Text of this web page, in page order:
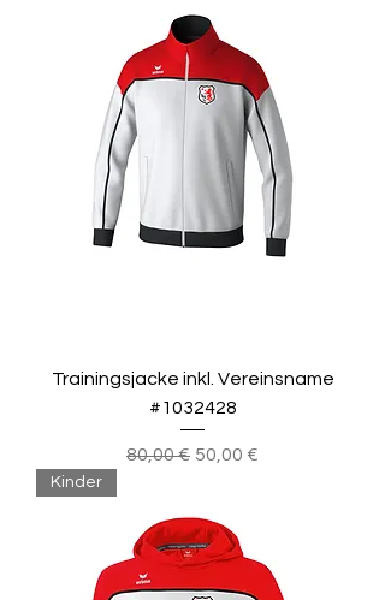
Trainingsjacke inkl. Vereinsname
#1032428
Standardpreis
80,00 € Sale-Preis
50,00 €
Kinder